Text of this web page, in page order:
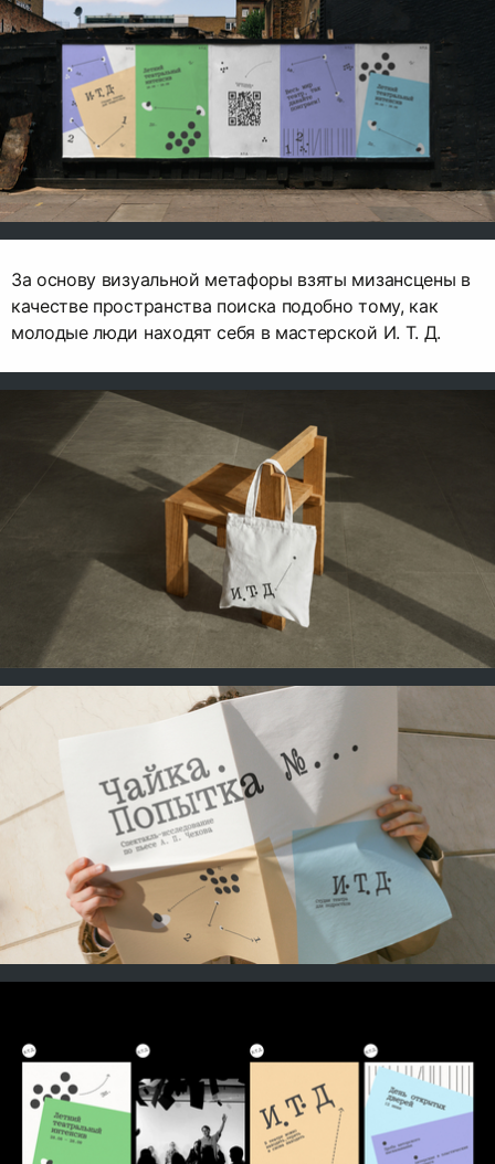
За основу визуальной метафоры взяты мизансцены в
качестве пространства поиска подобно тому, как
молодые люди находят себя в мастерской И. Т. Д.